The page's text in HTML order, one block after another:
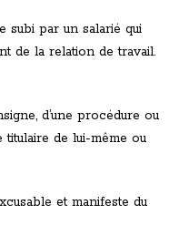
subi par un salarié qui
de la relation de travail.
d’une procédure ou
de lui-même ou
et manifeste du